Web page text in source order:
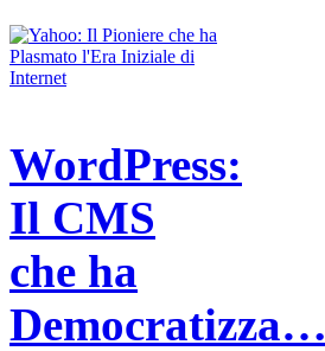
WordPress:
Il CMS
che ha
Democratizza…